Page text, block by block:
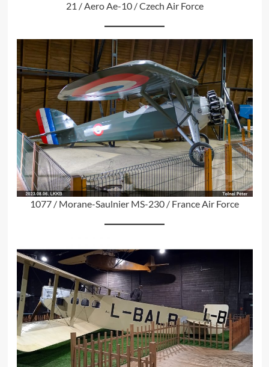
21 / Aero Ae-10 / Czech Air Force
1077 / Morane-Saulnier MS-230 / France Air Force